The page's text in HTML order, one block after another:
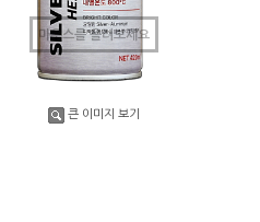
마우스를 올려보세요
큰 이미지 보기